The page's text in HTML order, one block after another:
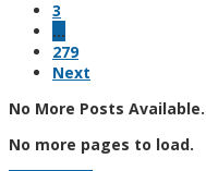
3
…
279
Next
No More Posts Available.
No more pages to load.